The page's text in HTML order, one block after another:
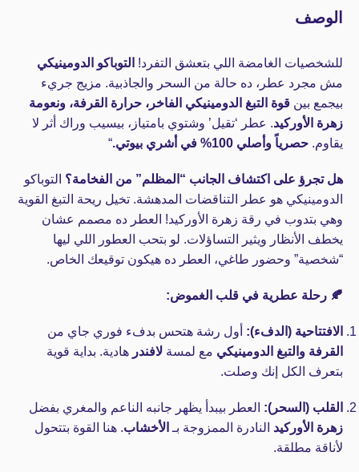
الوصف
للشخصيات الغامضة اللي بتعشق التفرد! التوباكو الدومينيكي
مش مجرد عطر، ده حالة من السحر والجاذبية. مزيج جريء
بيجمع بين قوة التبغ الدومينيكي الفاخر، حرارة القرفة، ونعومة
زهرة الأوركيد. عطر ‘تقيل’ وشتوي بامتياز، بيسيب وراك أثر لا
يقاوم. حصرياً وأصلي 100% في أشري بيوتي. “
هل تجرؤ على اكتشاف الجانب “المظلم” من الفخامة؟ التوباكو
الدومينيكي هو عطر التناقضات المدهشة. تخيل ريحة التبغ القوية
وهي بتدوب في رقة زهرة الأوركيد! العطر ده مصمم عشان
يخطف الأنظار ويثير التساؤلات. لو بتحب العطور اللي ليها
“شخصية” وحضور طاغي، العطر ده هيكون توقيعك الخاص.
🍂 رحلة عطرية في قلب الغموض:
الافتتاحية (الدفء): أول رشة هتحس بدفء فوري جاي من
القرفة والتبغ الدومينيكي مع لمسة لافندر هادية. بداية قوية
بتعرف الكل إنك وصلت.
القلب (السحر): العطر بيبدأ يظهر جانبه الناعم والمغري بفضل
زهرة الأوركيد النادرة الممزوجة بـ الأخشاب. هنا القوة بتتحول
لأناقة مطلقة.